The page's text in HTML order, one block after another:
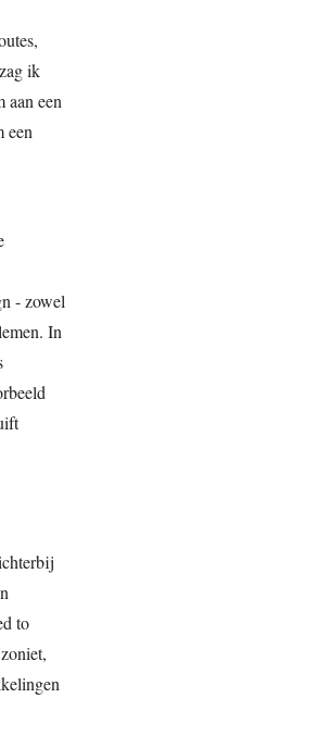
ik
aan een
een
- zowel
In
to